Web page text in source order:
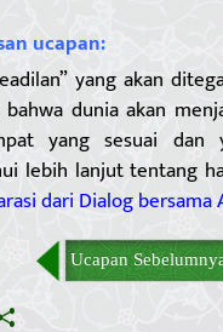
ucapan:
yang akan
dunia akan
yang sesuai dan
lebih lanjut tentang
dari Dialog
Ucapan